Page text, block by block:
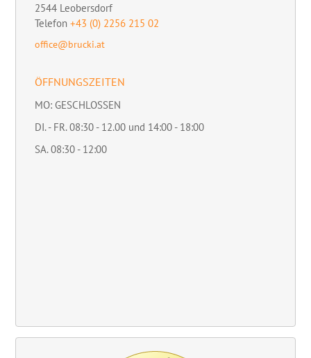
2544 Leobersdorf
Telefon +43 (0) 2256 215 02
office@brucki.at
ÖFFNUNGSZEITEN
MO: GESCHLOSSEN
DI. - FR. 08:30 - 12.00 und 14:00 - 18:00
SA. 08:30 - 12:00